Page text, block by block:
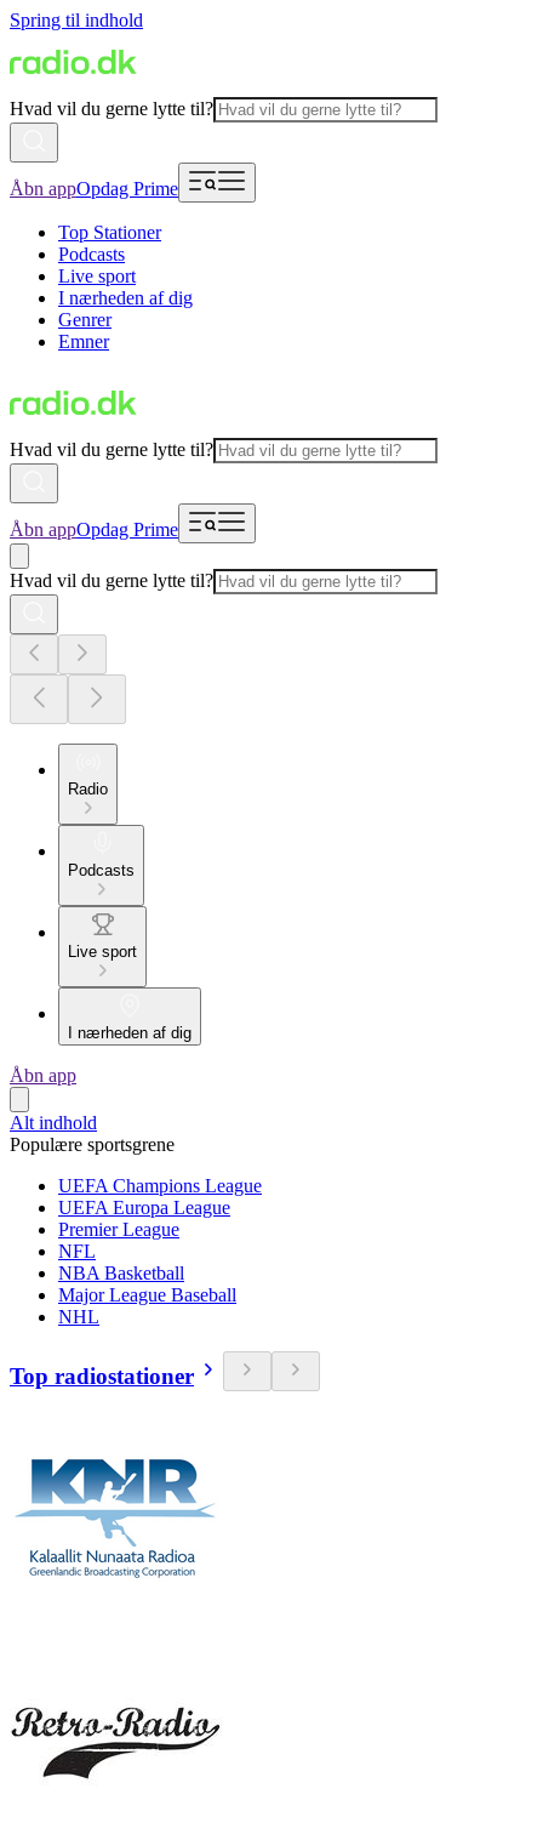
Spring til indhold
Hvad vil du gerne lytte til?
Åbn appOpdag Prime
Top Stationer
Podcasts
Live sport
I nærheden af dig
Genrer
Emner
Hvad vil du gerne lytte til?
Åbn appOpdag Prime
Hvad vil du gerne lytte til?
Radio
Podcasts
Live sport
I nærheden af dig
Åbn app
Alt indhold
Populære sportsgrene
UEFA Champions League
UEFA Europa League
Premier League
NFL
NBA Basketball
Major League Baseball
NHL
Top radiostationer